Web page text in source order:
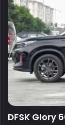
DFSK Glory